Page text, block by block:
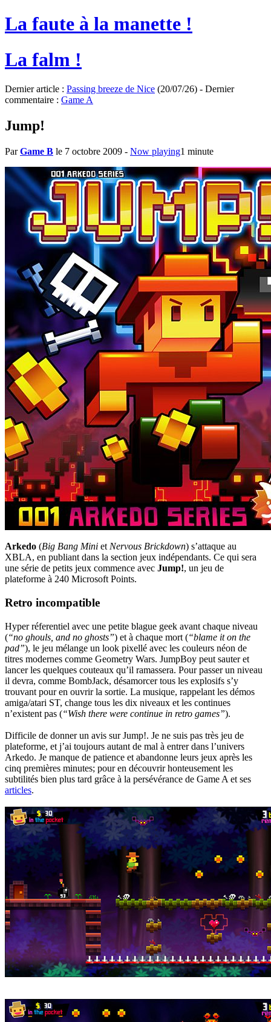
La faute à la manette !
La falm !
Dernier article : Passing breeze de Nice (20/07/26) - Dernier
commentaire : Game A
Jump!
ParGame B le 7 octobre 2009 - Now playing1 minute
Arkedo (Big Bang Mini et Nervous Brickdown) s’attaque au
XBLA, en publiant dans la section jeux indépendants. Ce qui sera
une série de petits jeux commence avec Jump!, un jeu de
plateforme à 240 Microsoft Points.
Retro incompatible
Hyper réferentiel avec une petite blague geek avant chaque niveau
(“no ghouls, and no ghosts”) et à chaque mort (“blame it on the
pad”), le jeu mélange un look pixellé avec les couleurs néon de
titres modernes comme Geometry Wars. JumpBoy peut sauter et
lancer les quelques couteaux qu’il ramassera. Pour passer un niveau
il devra, comme BombJack, désamorcer tous les explosifs s’y
trouvant pour en ouvrir la sortie. La musique, rappelant les démos
amiga/atari ST, change tous les dix niveaux et les continues
n’existent pas (“Wish there were continue in retro games”).
Difficile de donner un avis sur Jump!. Je ne suis pas très jeu de
plateforme, et j’ai toujours autant de mal à entrer dans l’univers
Arkedo. Je manque de patience et abandonne leurs jeux après les
cinq premières minutes; pour en découvrir honteusement les
subtilités bien plus tard grâce à la persévérance de Game A et ses
articles.